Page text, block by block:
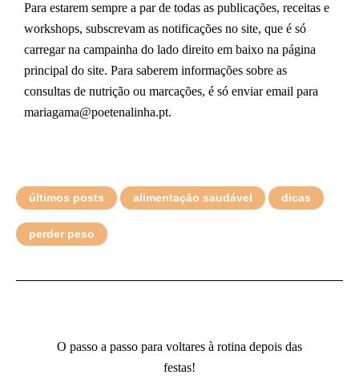
Para estarem sempre a par de todas as publicações, receitas e
workshops, subscrevam as notificações no site, que é só
carregar na campainha do lado direito em baixo na página
principal do site. Para saberem informações sobre as
consultas de nutrição ou marcações, é só enviar email para
mariagama@poetenalinha.pt.
últimos posts alimentação saudável dicas
perder peso
O passo a passo para voltares à rotina depois das
festas!